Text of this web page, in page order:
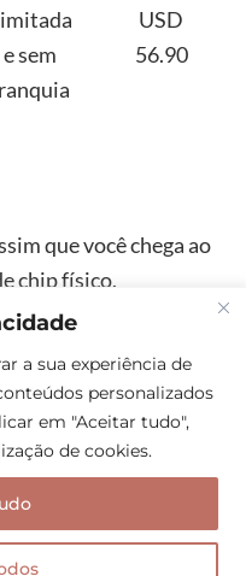
a sua experiência de
personalizados
em "Aceitar tudo",
de cookies.
e sem
USD
56.90
que você chega ao
chip físico.
de dados, que se
ideal para quem
e de qualidade.
atendimento em
equipe está pronta